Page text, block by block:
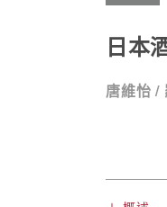
日本
唐維怡 /